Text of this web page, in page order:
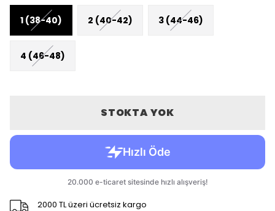
1 (38-40) 2 (40-42) 3 (44-46)
4 (46-48)
STOKTA YOK
2000 TL üzeri ücretsiz kargo